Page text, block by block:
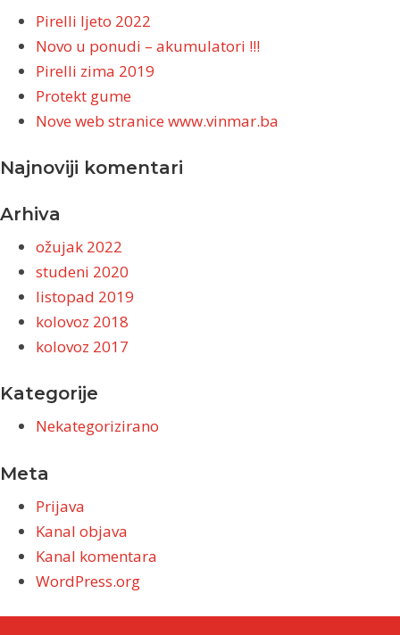
Pirelli ljeto 2022
Novo u ponudi – akumulatori !!!
Pirelli zima 2019
Protekt gume
Nove web stranice www.vinmar.ba
Najnoviji komentari
Arhiva
ožujak 2022
studeni 2020
listopad 2019
kolovoz 2018
kolovoz 2017
Kategorije
Nekategorizirano
Meta
Prijava
Kanal objava
Kanal komentara
WordPress.org